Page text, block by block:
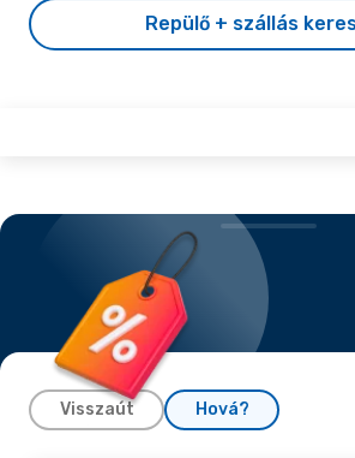
Repülő + szállás
Visszaút Hová?